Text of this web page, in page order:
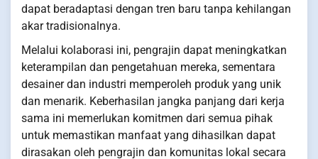
dapat beradaptasi dengan tren baru tanpa kehilangan
akar tradisionalnya.
Melalui kolaborasi ini, pengrajin dapat meningkatkan
keterampilan dan pengetahuan mereka, sementara
desainer dan industri memperoleh produk yang unik
dan menarik. Keberhasilan jangka panjang dari kerja
sama ini memerlukan komitmen dari semua pihak
untuk memastikan manfaat yang dihasilkan dapat
dirasakan oleh pengrajin dan komunitas lokal secara